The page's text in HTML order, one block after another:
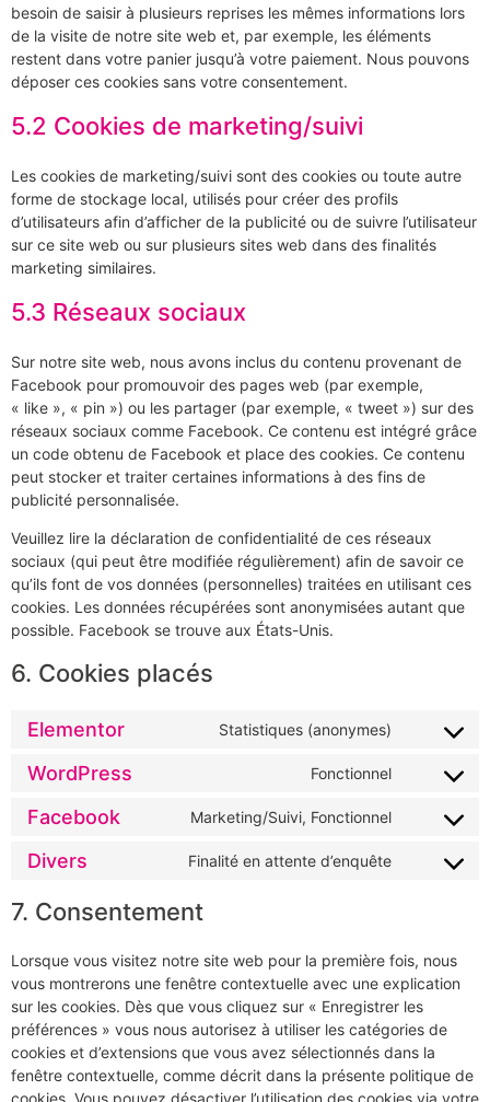
besoin de saisir à plusieurs reprises les mêmes informations lors
de la visite de notre site web et, par exemple, les éléments
restent dans votre panier jusqu’à votre paiement. Nous pouvons
déposer ces cookies sans votre consentement.
5.2 Cookies de marketing/suivi
Les cookies de marketing/suivi sont des cookies ou toute autre
forme de stockage local, utilisés pour créer des profils
d’utilisateurs afin d’afficher de la publicité ou de suivre l’utilisateur
sur ce site web ou sur plusieurs sites web dans des finalités
marketing similaires.
5.3 Réseaux sociaux
Sur notre site web, nous avons inclus du contenu provenant de
Facebook pour promouvoir des pages web (par exemple,
« like », « pin ») ou les partager (par exemple, « tweet ») sur des
réseaux sociaux comme Facebook. Ce contenu est intégré grâce
un code obtenu de Facebook et place des cookies. Ce contenu
peut stocker et traiter certaines informations à des fins de
publicité personnalisée.
Veuillez lire la déclaration de confidentialité de ces réseaux
sociaux (qui peut être modifiée régulièrement) afin de savoir ce
qu’ils font de vos données (personnelles) traitées en utilisant ces
cookies. Les données récupérées sont anonymisées autant que
possible. Facebook se trouve aux États-Unis.
6. Cookies placés
Elementor Statistiques (anonymes)
WordPress Fonctionnel
Facebook Marketing/Suivi, Fonctionnel
Divers Finalité en attente d’enquête
7. Consentement
Lorsque vous visitez notre site web pour la première fois, nous
vous montrerons une fenêtre contextuelle avec une explication
sur les cookies. Dès que vous cliquez sur « Enregistrer les
préférences » vous nous autorisez à utiliser les catégories de
cookies et d’extensions que vous avez sélectionnés dans la
fenêtre contextuelle, comme décrit dans la présente politique de
cookies. Vous pouvez désactiver l’utilisation des cookies via votre